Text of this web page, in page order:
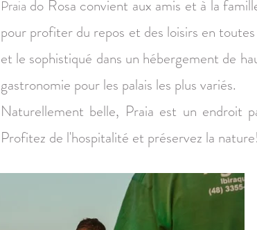
Praia do Rosa convient aux amis et à la
pour profiter du repos et des loisirs en
et le sophistiqué dans un hébergement de
gastronomie pour les palais les plus variés.
Naturellement belle, Praia est un endroit
Profitez de l'hospitalité et préservez la nature!